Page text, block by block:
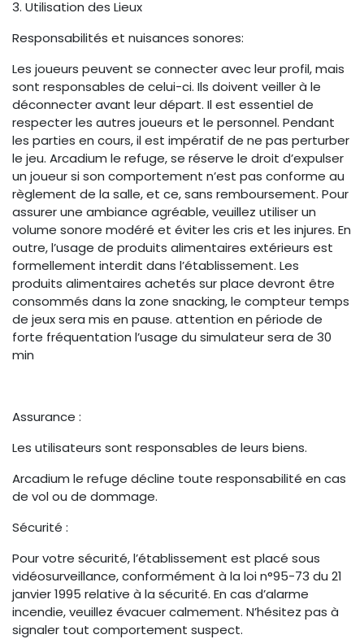
3. Utilisation des Lieux
Responsabilités et nuisances sonores:
Les joueurs peuvent se connecter avec leur profil, mais
sont responsables de celui-ci. Ils doivent veiller à le
déconnecter avant leur départ. Il est essentiel de
respecter les autres joueurs et le personnel. Pendant
les parties en cours, il est impératif de ne pas perturber
le jeu. Arcadium le refuge, se réserve le droit d’expulser
un joueur si son comportement n’est pas conforme au
règlement de la salle, et ce, sans remboursement. Pour
assurer une ambiance agréable, veuillez utiliser un
volume sonore modéré et éviter les cris et les injures. En
outre, l’usage de produits alimentaires extérieurs est
formellement interdit dans l’établissement. Les
produits alimentaires achetés sur place devront être
consommés dans la zone snacking, le compteur temps
de jeux sera mis en pause. attention en période de
forte fréquentation l’usage du simulateur sera de 30
min
Assurance :
Les utilisateurs sont responsables de leurs biens.
Arcadium le refuge décline toute responsabilité en cas
de vol ou de dommage.
Sécurité :
Pour votre sécurité, l’établissement est placé sous
vidéosurveillance, conformément à la loi n°95-73 du 21
janvier 1995 relative à la sécurité. En cas d’alarme
incendie, veuillez évacuer calmement. N’hésitez pas à
signaler tout comportement suspect.